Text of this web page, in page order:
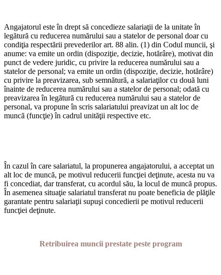
Angajatorul este în drept să concedieze salariaţii de la unitate în
legătură cu reducerea numărului sau a statelor de personal doar cu
condiţia respectării prevederilor art. 88 alin. (1) din Codul muncii, şi
anume: va emite un ordin (dispoziţie, decizie, hotărâre), moti­vat din
punct de vedere juridic, cu privire la reducerea numărului sau a
statelor de personal; va emite un ordin (dispoziţie, decizie, hotărâre)
cu privire la preavizarea, sub semnătură, a salariaţilor cu două luni
înainte de reducerea numărului sau a statelor de perso­nal; odată cu
preavizarea în legătură cu reducerea numărului sau a statelor de
personal, va propune în scris salariatului preavizat un alt loc de
muncă (funcţie) în cadrul unităţii respective etc.
În cazul în care salariatul, la propunerea angajatorului, a ac­ceptat un
alt loc de muncă, pe motivul reducerii funcţiei deţinute, acesta nu va
fi concediat, dar transferat, cu acordul său, la locul de muncă propus.
În asemenea situaţie salariatul transferat nu poate beneficia de plăţile
garantate pentru salariaţii supuşi concedierii pe motivul reducerii
funcţiei deţinute.
Retribuirea muncii prestate peste program